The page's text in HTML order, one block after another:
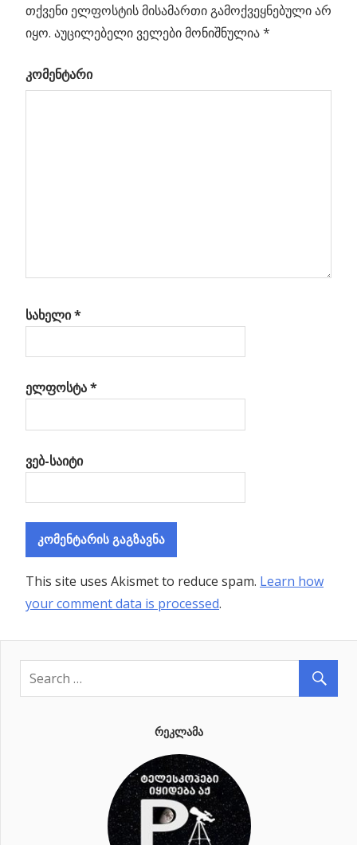
ნავიგაცია
თანამგზავრები…
თქვენი ელფოსტის მისამართი გამოქვეყნებული არ
იყო. აუცილებელი ველები მონიშნულია*
კომენტარი
სახელი*
ელფოსტა*
ვებ-საიტი
This site uses Akismet to reduce spam. Learn how
your comment data is processed.
ᲠᲔᲙᲚᲐᲛᲐ